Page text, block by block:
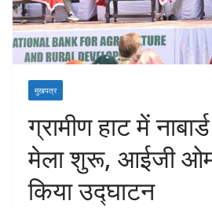
मुखपत्र
ग्रामीण हाट में
मेला शुरू, आईजी
किया उद्घाटन